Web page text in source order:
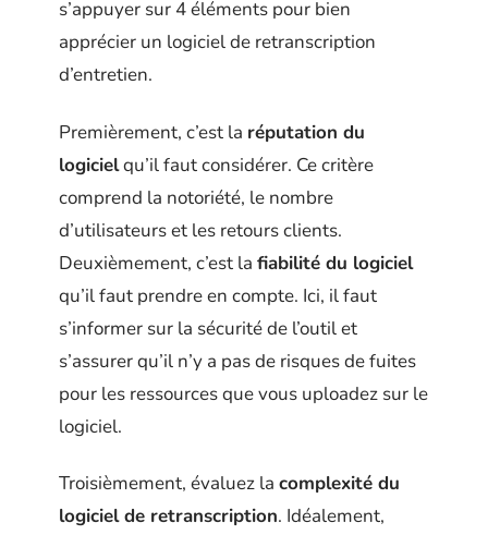
s’appuyer sur 4 éléments pour bien
apprécier un logiciel de retranscription
d’entretien.
Premièrement, c’est la réputation du
logicielqu’il faut considérer. Ce critère
comprend la notoriété, le nombre
d’utilisateurs et les retours clients.
Deuxièmement, c’est la fiabilité du logiciel
qu’il faut prendre en compte. Ici, il faut
s’informer sur la sécurité de l’outil et
s’assurer qu’il n’y a pas de risques de fuites
pour les ressources que vous uploadez sur le
logiciel.
Troisièmement, évaluez la complexité du
logiciel de retranscription. Idéalement,